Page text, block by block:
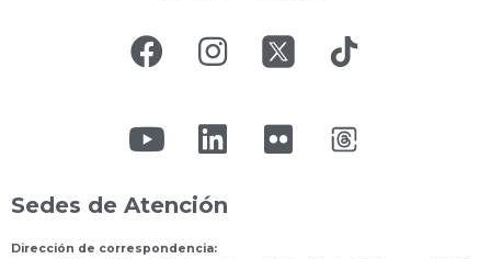
Sedes de Atención
Dirección de correspondencia: